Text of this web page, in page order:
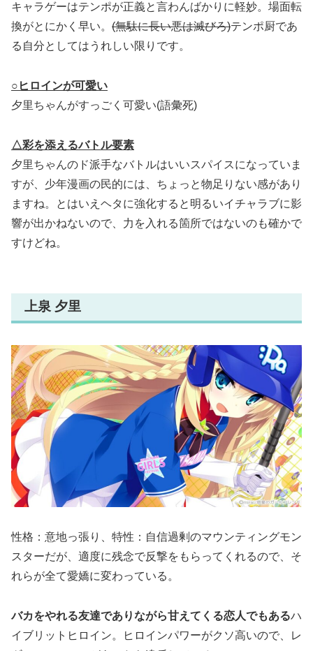
キャラゲーはテンポが正義と言わんばかりに軽妙。場面転
換がとにかく早い。 (無駄に長い悪は滅びろ)テンポ厨であ
る自分としてはうれしい限りです。
○ ヒロインが可愛い
夕里ちゃんがすっごく可愛い(語彙死)
△彩を添えるバトル要素
夕里ちゃんのド派手なバトルはいいスパイスになっていま
すが、少年漫画の民的には、ちょっと物足りない感があり
ますね。とはいえヘタに強化すると明るいイチャラブに影
響が出かねないので、力を入れる箇所ではないのも確かで
すけどね。
上泉 夕里
性格：意地っ張り、特性：自信過剰のマウンティングモン
スターだが、適度に残念で反撃をもらってくれるので、そ
れらが全て愛嬌に変わっている。
バカをやれる友達でありながら甘えてくる恋人でもあるハ
イブリットヒロイン。ヒロインパワーがクソ高いので、レ